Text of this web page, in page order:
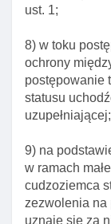
ust. 1;
8) w toku
ochrony
postępowanie
statusu
uzupełniającej;
9) na
w ramach
cudzoziemca
zezwolenia na
uznaje się za
Art. 194.
od
Art. 98.
czasowy
Art. 99.
w sprawie
Art. 100.
czasowy
Art. 101.
czasowy